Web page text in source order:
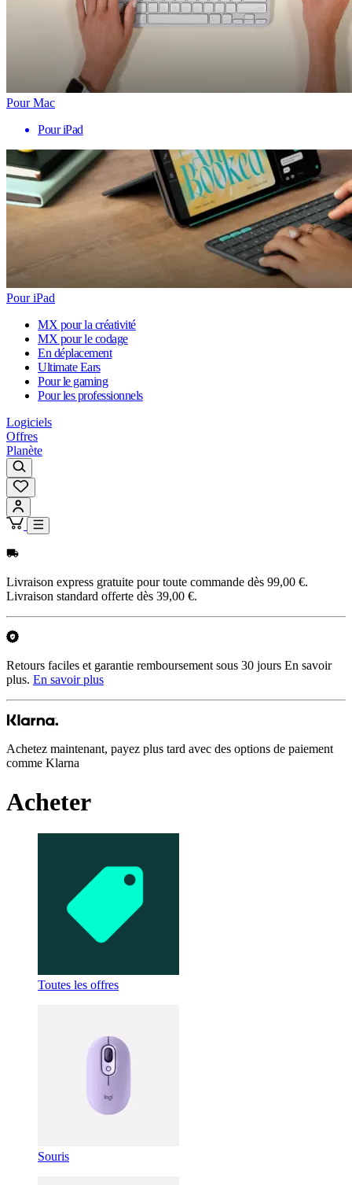
Pour Mac
Pour iPad
Pour iPad
MX pour la créativité
MX pour le codage
En déplacement
Ultimate Ears
Pour le gaming
Pour les professionnels
Logiciels
Offres
Planète
Livraison express gratuite pour toute commande dès 99,00 €.
Livraison standard offerte dès 39,00 €.
Retours faciles et garantie remboursement sous 30 jours En savoir
plus. En savoir plus
Achetez maintenant, payez plus tard avec des options de paiement
comme Klarna
Acheter
Toutes les offres
Souris